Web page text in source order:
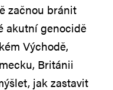
začnou bránit
akutní genocidě
Východě,
Británii
jak zastavit